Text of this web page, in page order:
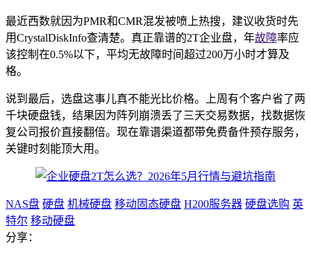
最近西数就因为PMR和CMR混发被喷上热搜，建议收货时先
用CrystalDiskInfo查清楚。真正靠谱的2T企业盘，年故障率应
该控制在0.5%以下，平均无故障时间超过200万小时才算及
格。
说到最后，选盘这事儿真不能光比价格。上周有个客户省了两
千块硬盘钱，结果因为阵列崩溃丢了三天交易数据，找数据恢
复公司报价直接翻倍。现在靠谱渠道都带免费备件预存服务，
关键时刻能顶大用。
NAS盘 硬盘 机械硬盘 移动固态硬盘 H200服务器 硬盘选购 英
特尔 移动硬盘
分享：